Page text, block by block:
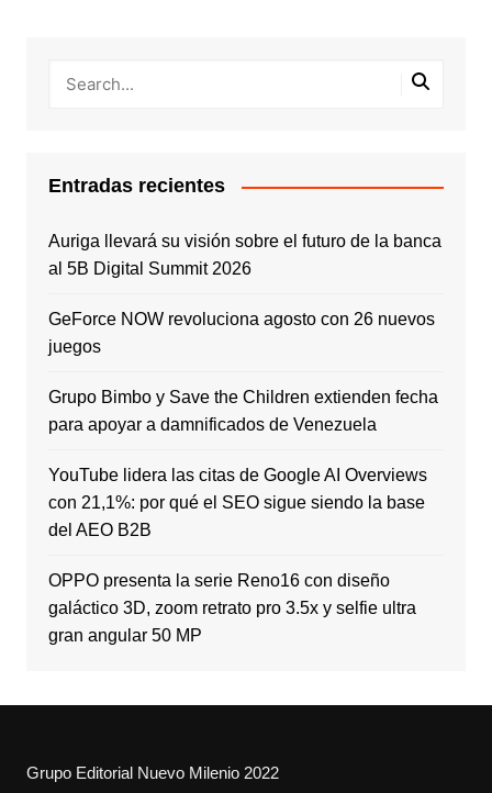
Entradas recientes
Auriga llevará su visión sobre el futuro de la banca
al 5B Digital Summit 2026
GeForce NOW revoluciona agosto con 26 nuevos
juegos
Grupo Bimbo y Save the Children extienden fecha
para apoyar a damnificados de Venezuela
YouTube lidera las citas de Google AI Overviews
con 21,1%: por qué el SEO sigue siendo la base
del AEO B2B
OPPO presenta la serie Reno16 con diseño
galáctico 3D, zoom retrato pro 3.5x y selfie ultra
gran angular 50 MP
Grupo Editorial Nuevo Milenio 2022